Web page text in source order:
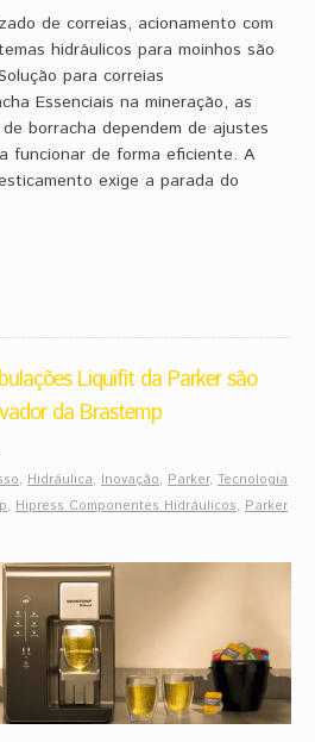
de correias, acionamento com
hidráulicos para moinhos são
para correias
Essenciais na mineração, as
borracha dependem de ajustes
funcionar de forma eficiente. A
exige a parada do
Liquifit da Parker são
da Brastemp
, Hidráulica, Inovação, Parker, Tecnologia
, Hipress Componentes Hidráulicos, Parker